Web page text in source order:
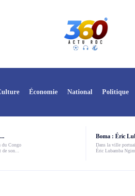
Économie National Politique
du Congo
son...
Boma : Éric
Dans la ville
Éric Lubamba